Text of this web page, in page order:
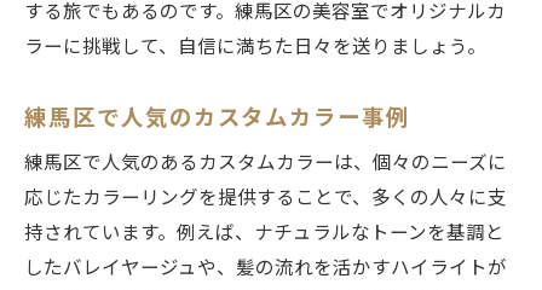
する旅でもあるのです。練馬区の美容室でオリジナルカ
ラーに挑戦して、自信に満ちた日々を送りましょう。
練馬区で人気のカスタムカラー事例
練馬区で人気のあるカスタムカラーは、個々のニーズに
応じたカラーリングを提供することで、多くの人々に支
持されています。例えば、ナチュラルなトーンを基調と
したバレイヤージュや、髪の流れを活かすハイライトが